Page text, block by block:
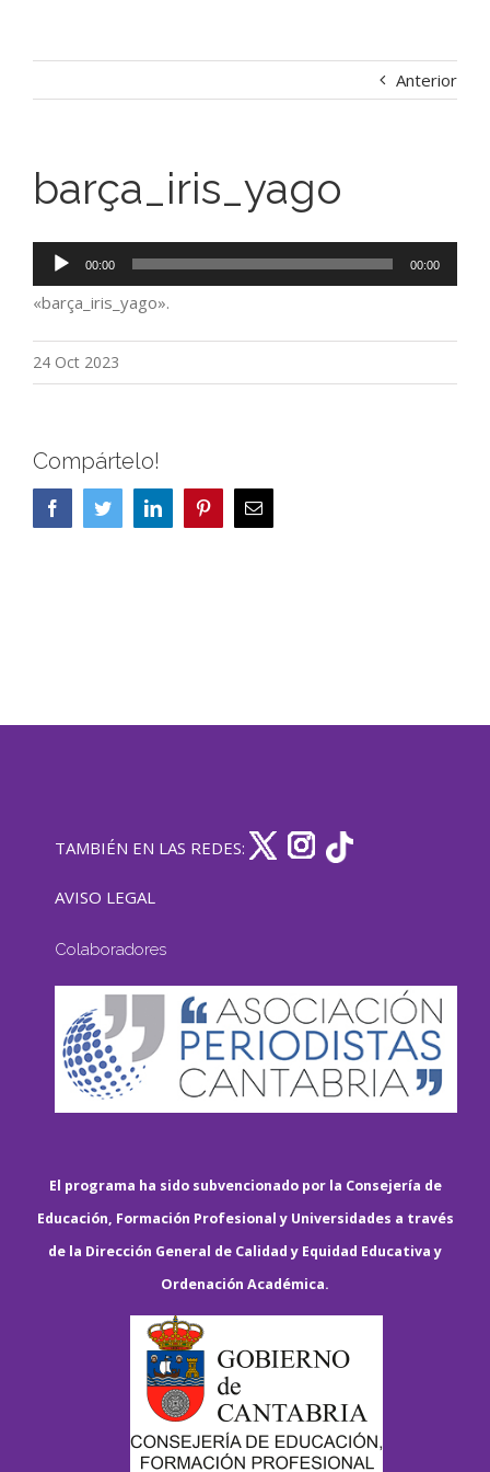
Anterior
barça_iris_yago
Reproductor
de
00:00 00:00
«barça_iris_yago».
24 Oct 2023
Compártelo!
FacebookTwitterLinkedIn PinterestCorreo
electrónico
TAMBIÉN EN LAS REDES:
AVISO LEGAL
Colaboradores
El programa ha sido subvencionado por la Consejería de
Educación, Formación Profesional y Universidades a través
de la Dirección General de Calidad y Equidad Educativa y
Ordenación Académica.